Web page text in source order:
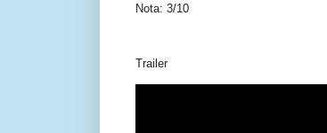
Nota: 3/10
Trailer